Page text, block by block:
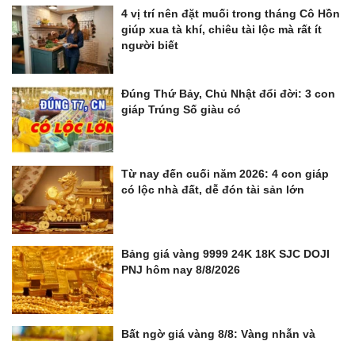
4 vị trí nên đặt muối trong tháng Cô Hồn
giúp xua tà khí, chiêu tài lộc mà rất ít
người biết
Đúng Thứ Bảy, Chủ Nhật đổi đời: 3 con
giáp Trúng Số giàu có
Từ nay đến cuối năm 2026: 4 con giáp
có lộc nhà đất, dễ đón tài sản lớn
Bảng giá vàng 9999 24K 18K SJC DOJI
PNJ hôm nay 8/8/2026
Bất ngờ giá vàng 8/8: Vàng nhẫn và